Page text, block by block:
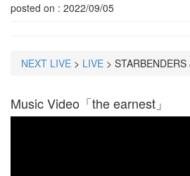
posted on : 2022/09/05
NEXT LIVE > LIVE >
Music Video「the earnest」